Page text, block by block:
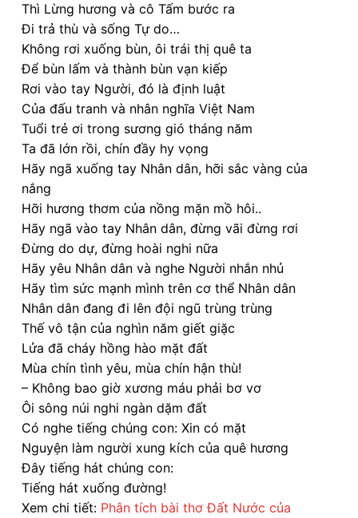
Thì Lừng hương và cô Tấm bước ra
Đi trả thù và sống Tự do…
Không rơi xuống bùn, ôi trái thị quê ta
Để bùn lấm và thành bùn vạn kiếp
Rơi vào tay Người, đó là định luật
Của đấu tranh và nhân nghĩa Việt Nam
Tuổi trẻ ơi trong sương gió tháng năm
Ta đã lớn rồi, chín đầy hy vọng
Hãy ngã xuống tay Nhân dân, hỡi sắc vàng của
nắng
Hỡi hương thơm của nồng mặn mồ hôi..
Hãy ngã vào tay Nhân dân, đừng vãi đừng rơi
Đừng do dự, đừng hoài nghi nữa
Hãy yêu Nhân dân và nghe Người nhắn nhủ
Hãy tìm sức mạnh mình trên cơ thể Nhân dân
Nhân dân đang đi lên đội ngũ trùng trùng
Thế vô tận của nghìn năm giết giặc
Lửa đã cháy hồng hào mặt đất
Mùa chín tình yêu, mùa chín hận thù!
– Không bao giờ xương máu phải bơ vơ
Ôi sông núi nghi ngàn dặm đất
Có nghe tiếng chúng con: Xin có mặt
Nguyện làm người xung kích của quê hương
Đây tiếng hát chúng con:
Tiếng hát xuống đường!
Xem chi tiết: Phân tích bài thơ Đất Nước của